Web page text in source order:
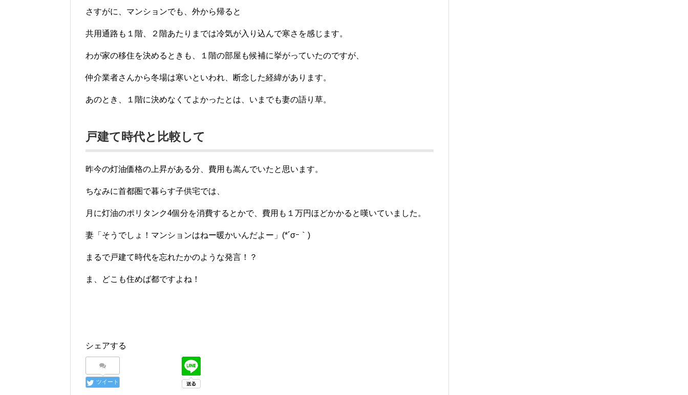
さすがに、マンションでも、外から帰ると
共用通路も１階、２階あたりまでは冷気が入り込んで寒さを感じます。
わが家の移住を決めるときも、１階の部屋も候補に挙がっていたのですが、
仲介業者さんから冬場は寒いといわれ、断念した経緯があります。
あのとき、１階に決めなくてよかったとは、いまでも妻の語り草。
戸建て時代と比較して
昨今の灯油価格の上昇がある分、費用も嵩んでいたと思います。
ちなみに首都圏で暮らす子供宅では、
月に灯油のポリタンク4個分を消費するとかで、費用も１万円ほどかかると嘆いていました。
妻「そうでしょ！マンションはねー暖かいんだよー」(*´σｰ｀)
まるで戸建て時代を忘れたかのような発言！？
ま、どこも住めば都ですよね！
シェアする
ツイート